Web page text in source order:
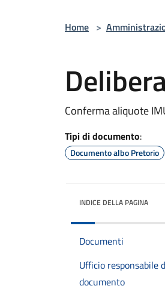
Home >
Conferma aliquote
Tipi di documento:
Documento albo Pretorio
INDICE DELLA PAGINA
Documenti
Ufficio responsabile
documento